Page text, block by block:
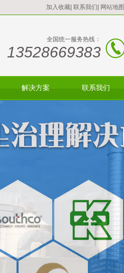
加入收藏 联系我们 网站地图
全国统一服务热线：
13528669383
解决方案 联系我们